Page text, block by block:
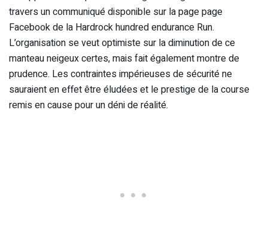
travers un communiqué disponible sur la page page
Facebook de la Hardrock hundred endurance Run.
L’organisation se veut optimiste sur la diminution de ce
manteau neigeux certes, mais fait également montre de
prudence. Les contraintes impérieuses de sécurité ne
sauraient en effet être éludées et le prestige de la course
remis en cause pour un déni de réalité.